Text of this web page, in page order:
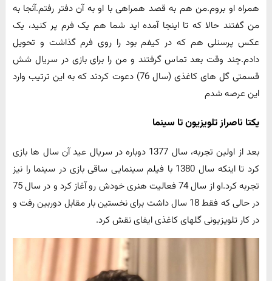
همراه او بروم.من هم به قصد همراهی با او به آن دفتر رفتم.آنجا به
من گفتند حالا که تا اینجا آمده اید شما هم یک فرم پر کنید، یک
عکس پرسنلی هم که در کیفم بود را روی فرم گذاشت و تحویل
دادم.چند وقت بعد تماس گرفتند و من را برای بازی در سریال شش
قسمتی گل های کاغذی (سال 76) دعوت کردند که به این ترتیب وارد
این عرصه شدم
یکتا ناصراز تلویزیون تا سینما
بعد از اولین تجربه، سال 1377 دوباره در سریال عید آن سال ها بازی
کرد تا اینکه سال 1380 با فیلم سینمایی ساقی بازی در سینما را نیز
تجربه کرد.او از سال 74 فعالیت هنری خودش رو آغاز کرد و در سال 75
در حالی که فقط 18 سال داشت برای نخستین بار مقابل دوربین رفت و
در کار تلویزیونی گلهای کاغذی ایفای نقش کرد.